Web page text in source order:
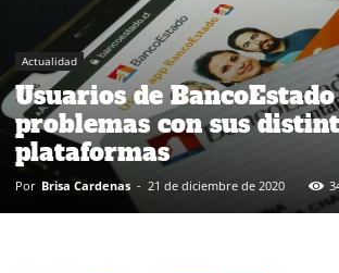
Actualidad
Usuarios de
problemas con sus
plataformas
Por Brisa Cardenas - 21 de diciembre de 2020